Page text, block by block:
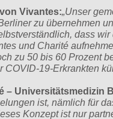
Vivantes:„Unser
zu übernehmen
dass
und Charité
zu 50 bis 60 Prozent
19-Erkrankten
– Universitätsmedizin
ist, nämlich für
Konzept ist nur